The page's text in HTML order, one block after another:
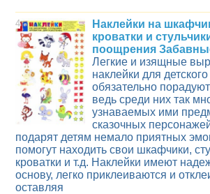
4
Наклейки на
кроватки и
поощрения
Легкие и изящные
наклейки для
обязательно
ведь среди них так
узнаваемых ими
сказочных
подарят детям немало приятных
помогут находить свои шкафчики,
кроватки и т.д. Наклейки имеют
основу, легко приклеиваются и
оставляя